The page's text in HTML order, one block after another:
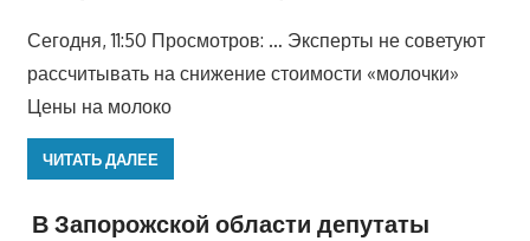
Сегодня, 11:50 Просмотров: … Эксперты не советуют
рассчитывать на снижение стоимости «молочки»
Цены на молоко
ЧИТАТЬ ДАЛЕЕ
В Запорожской области депутаты